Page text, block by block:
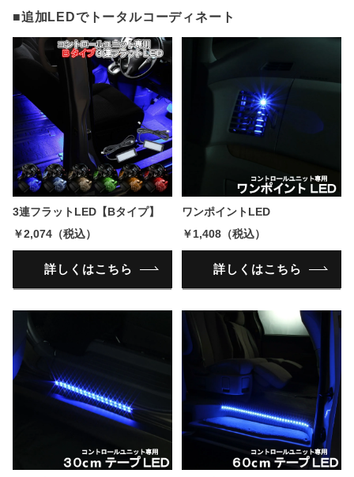
■追加LEDでトータルコーディネート
3連フラットLED【Bタイプ】
￥2,074（税込）
詳しくはこちら
ワンポイントLED
￥1,408（税込）
詳しくはこちら